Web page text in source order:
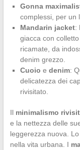
Gonna
complessi, per un
Mandarin jacket:
giacca con
ricamate, da
denim grezzo.
Cuoio e denim:
delicatezza dei
rivisitato.
Il minimalismo
e la nettezza delle
leggerezza nuova.
nella vita urbana. I